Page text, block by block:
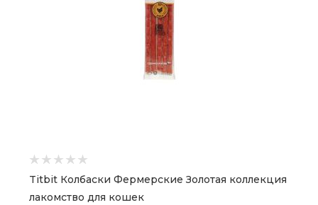
Titbit Колбаски Фермерские Золотая коллекция
лакомство для кошек